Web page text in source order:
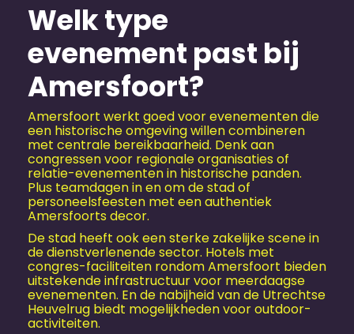
Welk type
evenement past bij
Amersfoort?
Amersfoort werkt goed voor evenementen die
een historische omgeving willen combineren
met centrale bereikbaarheid. Denk aan
congressen voor regionale organisaties of
relatie-evenementen in historische panden.
Plus teamdagen in en om de stad of
personeelsfeesten met een authentiek
Amersfoorts decor.
De stad heeft ook een sterke zakelijke scene in
de dienstverlenende sector. Hotels met
congres-faciliteiten rondom Amersfoort bieden
uitstekende infrastructuur voor meerdaagse
evenementen. En de nabijheid van de Utrechtse
Heuvelrug biedt mogelijkheden voor outdoor-
activiteiten.